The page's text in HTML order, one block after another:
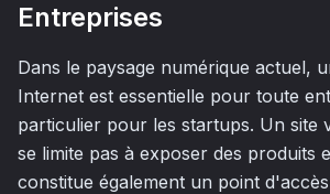
Entreprises
Dans le paysage numérique actuel,
Internet est essentielle pour toute
particulier pour les startups. Un site
se limite pas à exposer des produits
constitue également un point